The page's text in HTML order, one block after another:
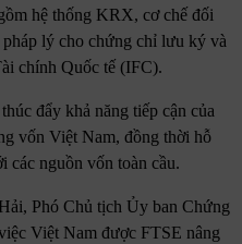
hệ thống KRX, cơ chế đối
lý cho chứng chỉ lưu ký và
chính Quốc tế (IFC).
đẩy khả năng tiếp cận của
vốn Việt Nam, đồng thời hỗ
các nguồn vốn toàn cầu.
Phó Chủ tịch Ủy ban Chứng
Việt Nam được FTSE nâng